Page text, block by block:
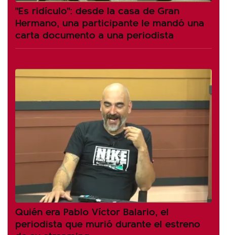
"Es ridículo": desde la casa de Gran
Hermano, una participante le mandó una
carta documento a una periodista
Quién era Pablo Víctor Balario, el
periodista que murió durante el estreno